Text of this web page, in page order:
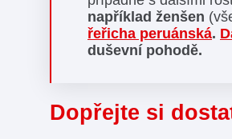
například ženšen
řeřicha peruánská.
duševní pohodě.
Dopřejte si